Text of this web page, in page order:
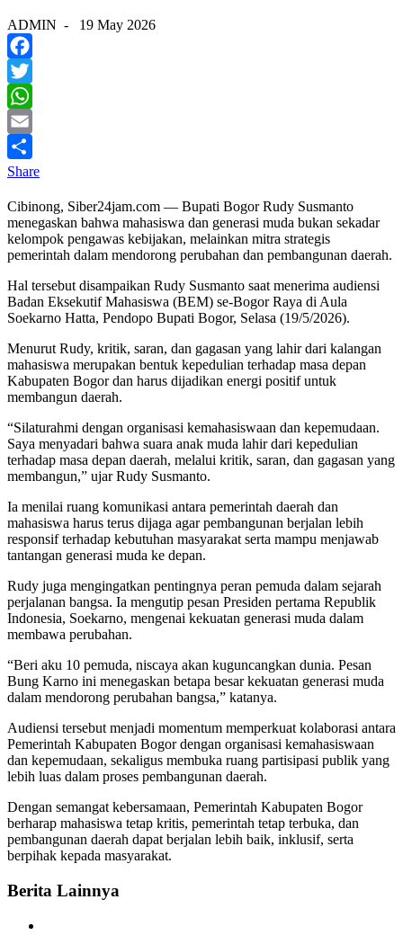
ADMIN - 19 May 2026
Facebook
Twitter
WhatsApp
Email
Share
Cibinong, Siber24jam.com — Bupati Bogor Rudy Susmanto
menegaskan bahwa mahasiswa dan generasi muda bukan sekadar
kelompok pengawas kebijakan, melainkan mitra strategis
pemerintah dalam mendorong perubahan dan pembangunan daerah.
Hal tersebut disampaikan Rudy Susmanto saat menerima audiensi
Badan Eksekutif Mahasiswa (BEM) se-Bogor Raya di Aula
Soekarno Hatta, Pendopo Bupati Bogor, Selasa (19/5/2026).
Menurut Rudy, kritik, saran, dan gagasan yang lahir dari kalangan
mahasiswa merupakan bentuk kepedulian terhadap masa depan
Kabupaten Bogor dan harus dijadikan energi positif untuk
membangun daerah.
“Silaturahmi dengan organisasi kemahasiswaan dan kepemudaan.
Saya menyadari bahwa suara anak muda lahir dari kepedulian
terhadap masa depan daerah, melalui kritik, saran, dan gagasan yang
membangun,” ujar Rudy Susmanto.
Ia menilai ruang komunikasi antara pemerintah daerah dan
mahasiswa harus terus dijaga agar pembangunan berjalan lebih
responsif terhadap kebutuhan masyarakat serta mampu menjawab
tantangan generasi muda ke depan.
Rudy juga mengingatkan pentingnya peran pemuda dalam sejarah
perjalanan bangsa. Ia mengutip pesan Presiden pertama Republik
Indonesia, Soekarno, mengenai kekuatan generasi muda dalam
membawa perubahan.
“Beri aku 10 pemuda, niscaya akan kuguncangkan dunia. Pesan
Bung Karno ini menegaskan betapa besar kekuatan generasi muda
dalam mendorong perubahan bangsa,” katanya.
Audiensi tersebut menjadi momentum memperkuat kolaborasi antara
Pemerintah Kabupaten Bogor dengan organisasi kemahasiswaan
dan kepemudaan, sekaligus membuka ruang partisipasi publik yang
lebih luas dalam proses pembangunan daerah.
Dengan semangat kebersamaan, Pemerintah Kabupaten Bogor
berharap mahasiswa tetap kritis, pemerintah tetap terbuka, dan
pembangunan daerah dapat berjalan lebih baik, inklusif, serta
berpihak kepada masyarakat.
Berita Lainnya